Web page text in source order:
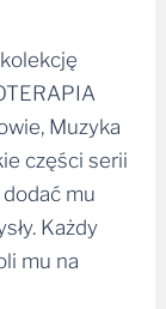
Muzyka
części serii
dodać mu
Każdy
mu na